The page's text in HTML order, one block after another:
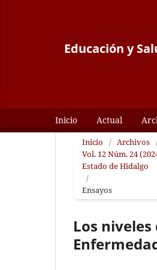
Educación y
Inicio Actual
Inicio / Archivos
Vol. 12 Núm. 24
Estado de Hidalgo
/
Ensayos
Los